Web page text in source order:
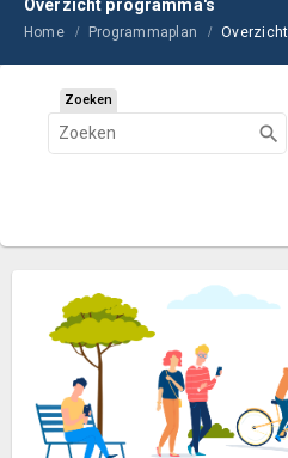
Overzicht programma's
Home Programmaplan
Zoeken